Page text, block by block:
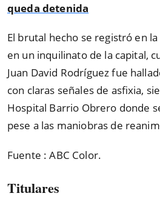
queda detenida
El brutal hecho se registró en
en un inquilinato de la capital,
Juan David Rodríguez fue
con claras señales de asfixia,
Hospital Barrio Obrero donde
pese a las maniobras de
Fuente : ABC Color.
Titulares